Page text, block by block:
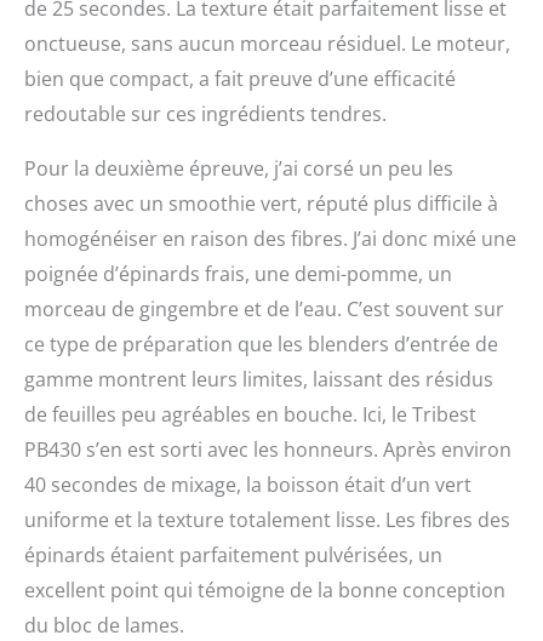
de 25 secondes. La texture était parfaitement lisse et
onctueuse, sans aucun morceau résiduel. Le moteur,
bien que compact, a fait preuve d’une efficacité
redoutable sur ces ingrédients tendres.
Pour la deuxième épreuve, j’ai corsé un peu les
choses avec un smoothie vert, réputé plus difficile à
homogénéiser en raison des fibres. J’ai donc mixé une
poignée d’épinards frais, une demi-pomme, un
morceau de gingembre et de l’eau. C’est souvent sur
ce type de préparation que les blenders d’entrée de
gamme montrent leurs limites, laissant des résidus
de feuilles peu agréables en bouche. Ici, le Tribest
PB430 s’en est sorti avec les honneurs. Après environ
40 secondes de mixage, la boisson était d’un vert
uniforme et la texture totalement lisse. Les fibres des
épinards étaient parfaitement pulvérisées, un
excellent point qui témoigne de la bonne conception
du bloc de lames.